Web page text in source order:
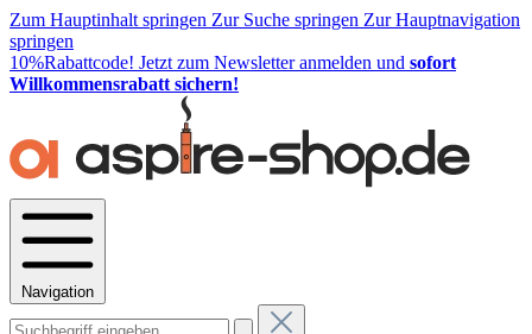
Zum Hauptinhalt springen Zur Suche springen Zur Hauptnavigation
springen
10%Rabattcode! Jetzt zum Newsletter anmelden und sofort
Willkommensrabatt sichern!
Navigation